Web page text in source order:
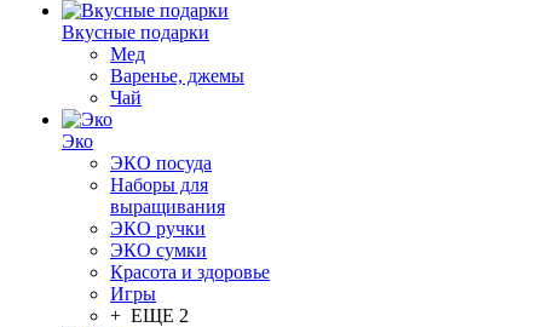
Вкусные подарки
Мед
Варенье, джемы
Чай
Эко
ЭКО посуда
Наборы для
выращивания
ЭКО ручки
ЭКО сумки
Красота и здоровье
Игры
+ ЕЩЕ 2